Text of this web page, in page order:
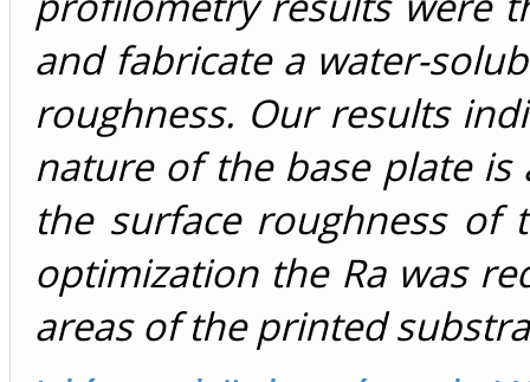
and fabricate a water-
roughness. Our results
nature of the base plate
the surface roughness of
optimization the Ra was
areas of the printed